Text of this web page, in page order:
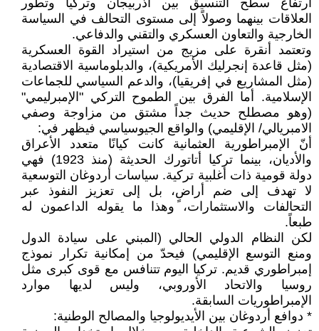
ارتفاع سطح التنسيق بين أذربيجان وتركيا وتطور
العلاقات بينهما وصولاً إلى مستوى التحالف في السياسة
الخارجية والتعاون العسكري والتقني والدفاعي.
وتعتمد أنقرة على مزيج من استيراد القوة العسكرية
(مثل قاعدة إنجرليك الأمريكية)، والدبلوماسية الاقتصادية
(مثل المشاريع في إفريقيا)، والدعم السياسي للجماعات
الإسلامية. أما الفرق بين الطموح التركي "الإمبرليمي"
(وهو مصطلح حديث جداً مشتق من مزاوجة وصفي
الامبريالي/ الإقليمي) والواقع الجيوسياسي فيظهر في:
أنّ الإمبراطورية العثمانية كانت كيانًا متعدد الأعراق
والأديان، بينما تركيا أتاتورك الحديثة (منذ 1923) فهي
دولة قومية ذات أغلبية تركية. سياسات أردوغان التوسعية
لا تهدف إلى ضم أراضٍ، بل إلى تعزيز النفوذ عبر
التحالفات والاستثمارات، وهذا ما يقوله الداعمون له
طبعاً.
لكن النظام الدولي الحالي (المبني على سيادة الدول
ومنع التوسع الإقليمي) فيحدّ من إمكانية تكرار نموذج
إمبراطوري قديم. تركيا اليوم تتنافس مع قوى كبرى مثل
روسيا والاتحاد الأوروبي، وليس لديها موارد
الإمبراطوريات السابقة.
* دوافع أردوغان بين الأيديولوجيا والمصالح الوطنية: